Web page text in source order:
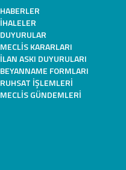
HABERLER
İHALELER
DUYURULAR
MECLIS KARARLARI
İLAN ASKI DUYURULARI
BEYANNAME FORMLARI
RUHSAT İŞLEMLERI
MECLIS GÜNDEMLERI